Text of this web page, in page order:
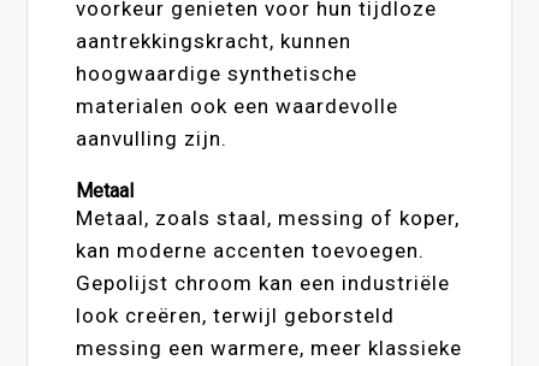
voorkeur genieten voor hun tijdloze
aantrekkingskracht, kunnen
hoogwaardige synthetische
materialen ook een waardevolle
aanvulling zijn.
Metaal
Metaal, zoals staal, messing of koper,
kan moderne accenten toevoegen.
Gepolijst chroom kan een industriële
look creëren, terwijl geborsteld
messing een warmere, meer klassieke